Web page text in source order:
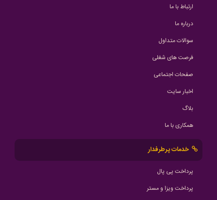
ارتباط با ما
درباره ما
سوالات متداول
فرصت های شغلی
صفحات اجتماعی
اخبار سایت
بلاگ
همکاری با ما
خدمات پرطرفدار
پرداخت پی پال
پرداخت ویزا و مستر